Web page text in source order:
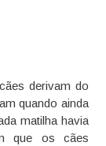
derivam do
quando ainda
matilha havia
que os cães